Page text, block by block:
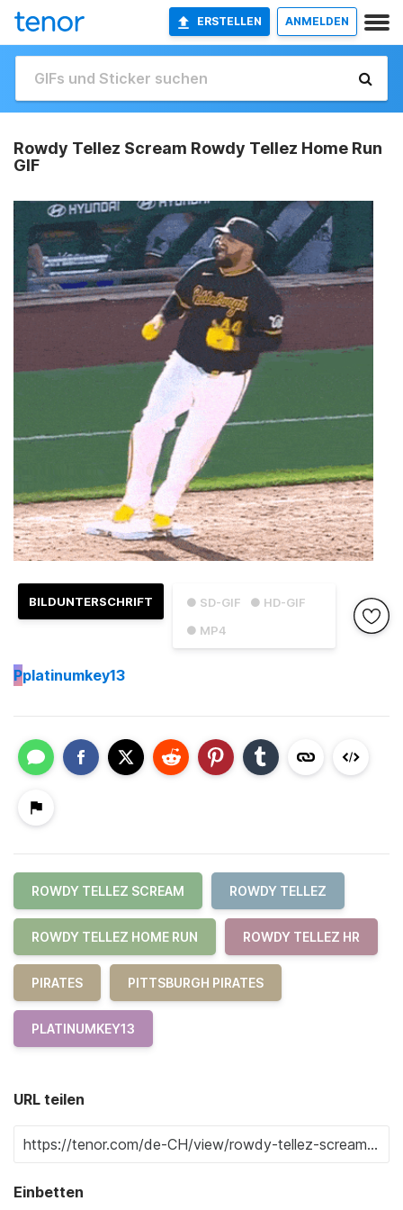
ERSTELLEN ANMELDEN
Rowdy Tellez Scream Rowdy Tellez Home Run
GIF
● SD-GIF
● HD-GIF
● MP4
BILDUNTERSCHRIFT
Pplatinumkey13
ROWDY TELLEZ SCREAM ROWDY TELLEZ
ROWDY TELLEZ HOME RUN ROWDY TELLEZ HR
PIRATES PITTSBURGH PIRATES
PLATINUMKEY13
URL teilen
Einbetten